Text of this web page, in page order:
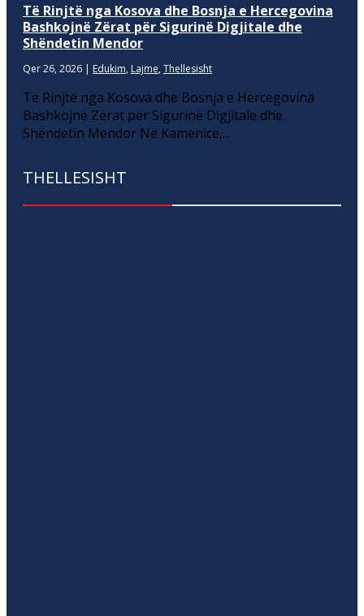
Të Rinjtë nga Kosova dhe Bosnja e Hercegovina
Bashkojnë Zërat për Sigurinë Digjitale dhe
Shëndetin Mendor
Qer 26, 2026 | Edukim, Lajme, Thellesisht
Të Rinjtë nga Kosova dhe Bosnja e Hercegovina
Bashkojnë Zërat për Sigurinë Digjitale dhe
Shëndetin Mendor Në Kamenicë,...
THELLESISHT